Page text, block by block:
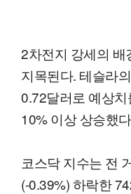
2차전지 강세의 배
지목된다. 테슬라
0.72달러로 예상
10% 이상 상승했
코스닥 지수는 전
(-0.39%) 하락한